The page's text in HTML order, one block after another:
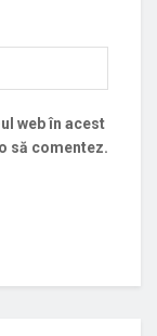
web în acest
să comentez.